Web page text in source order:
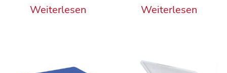
Weiterlesen
Weiterlesen